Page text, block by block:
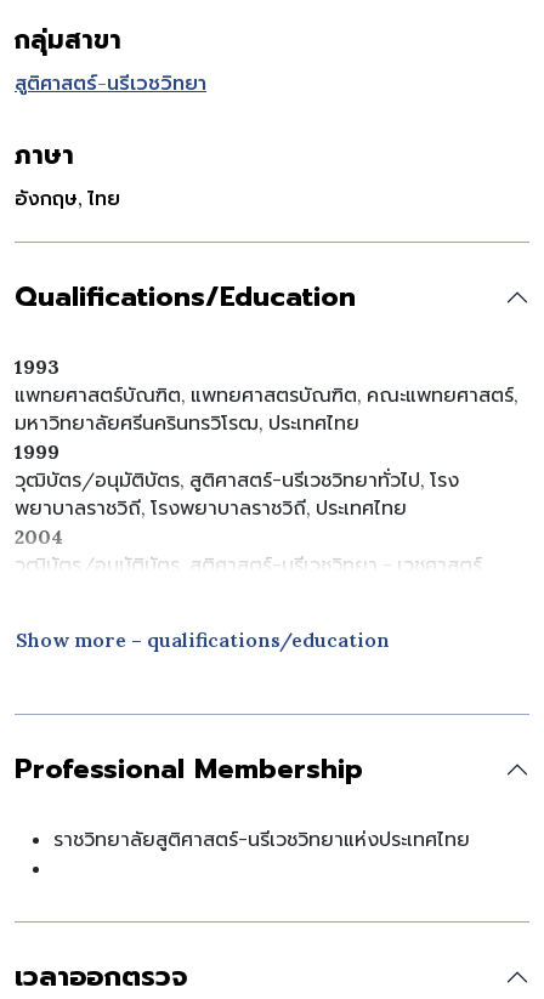
กลุ่มสาขา
สูติศาสตร์-นรีเวชวิทยา
ภาษา
อังกฤษ, ไทย
Qualifications/Education
1993
แพทยศาสตร์บัณฑิต, แพทยศาสตรบัณฑิต, คณะแพทยศาสตร์,
มหาวิทยาลัยศรีนครินทรวิโรฒ, ประเทศไทย
1999
วุฒิบัตร/อนุมัติบัตร, สูติศาสตร์-นรีเวชวิทยาทั่วไป, โรง
พยาบาลราชวิถี, โรงพยาบาลราชวิถี, ประเทศไทย
2004
วุฒิบัตร/อนุมัติบัตร, สูติศาสตร์-นรีเวชวิทยา - เวชศาสตร์
Show more – qualifications/education
Professional Membership
ราชวิทยาลัยสูติศาสตร์-นรีเวชวิทยาแห่งประเทศไทย
เวลาออกตรวจ